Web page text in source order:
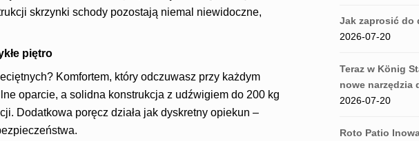
skrzynki schody pozostają niemal niewidoczne,
piętro
Komfortem, który odczuwasz przy każdym
oparcie, a solidna konstrukcja z udźwigiem do 200 kg
Dodatkowa poręcz działa jak dyskretny opiekun –
Jak zaprosić do
2026-07-20
Teraz w König
nowe narzędzia
2026-07-20
Roto Patio